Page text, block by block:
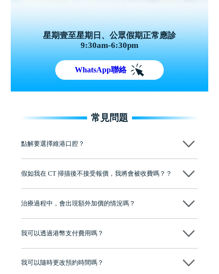
星期壹至星期日、公眾假期正常應診
9:30am-6:30pm
WhatsApp聯絡
常見問題
點解要選擇維港口腔？
維港口腔踐行「醫道濟世」的大學校訓，各分院匯聚來自香港、內地的
牌」、「2025香港企業領袖品牌」，是諾貝爾種植系統全球放心植牙中
至今已服務超過三十個國家和地區的顧客，受到粵港澳大灣區及周邊城
市市民極高的口碑評價及信任推薦 珠海、深圳設有八大分院，香港亦設
有咨詢及服務保障中心，有任何問題都可以隨時預約免費咨詢，讓人十
假如我在 CT 掃描後不接受報價，我將會被收費嗎？？
治療過程中，會出現額外加價的情況嗎？
我可以透過港幣支付費用嗎？
我可以隨時更改預約時間嗎？